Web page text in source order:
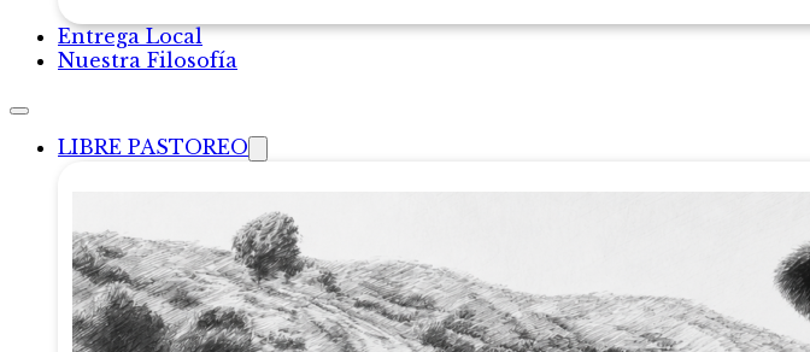
Entrega Local
Nuestra Filosofía
LIBRE PASTOREO